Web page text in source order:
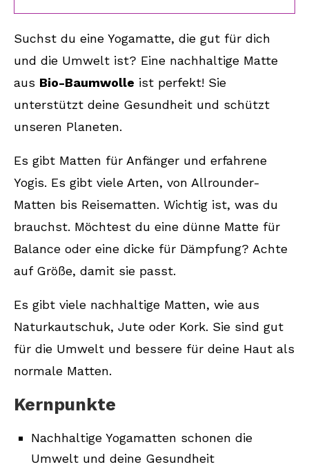
Arbeitsbedingungen
Yogamatten im Vergleich:
Nachhaltig vs. konventionell
Fazit
FAQ
nachhaltige Yogamatten?
Wie pflege und reinige ich meine
nachhaltige Matten?
Yogamatte?
Suchst du eine Yogamatte, die gut für dich
und die Umwelt ist? Eine nachhaltige Matte
aus Bio-Baumwolle ist perfekt! Sie
unterstützt deine Gesundheit und schützt
unseren Planeten.
Es gibt Matten für Anfänger und erfahrene
Yogis. Es gibt viele Arten, von Allrounder-
Matten bis Reisematten. Wichtig ist, was du
brauchst. Möchtest du eine dünne Matte für
Balance oder eine dicke für Dämpfung? Achte
auf Größe, damit sie passt.
Es gibt viele nachhaltige Matten, wie aus
Naturkautschuk, Jute oder Kork. Sie sind gut
für die Umwelt und bessere für deine Haut als
normale Matten.
Kernpunkte
Nachhaltige Yogamatten schonen die
Umwelt und deine Gesundheit